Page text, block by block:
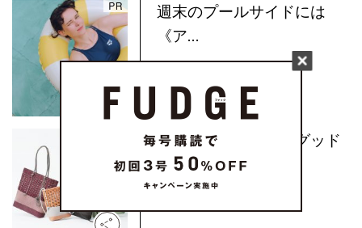
週末のプールサイドには
《ア...
水洗いもできる！《グッド
グ...